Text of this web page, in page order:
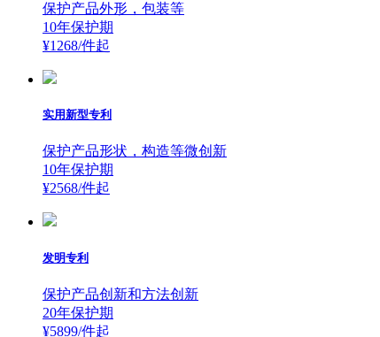
保护产品外形，包装等
10年保护期
¥1268/件起
实用新型专利
保护产品形状，构造等微创新
10年保护期
¥2568/件起
发明专利
保护产品创新和方法创新
20年保护期
¥5899/件起